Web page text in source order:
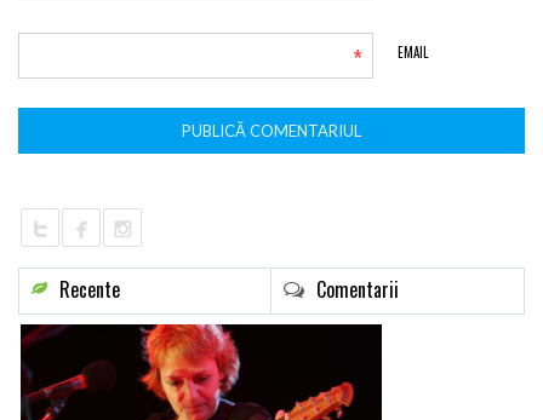
EMAIL
*
Recente Comentarii